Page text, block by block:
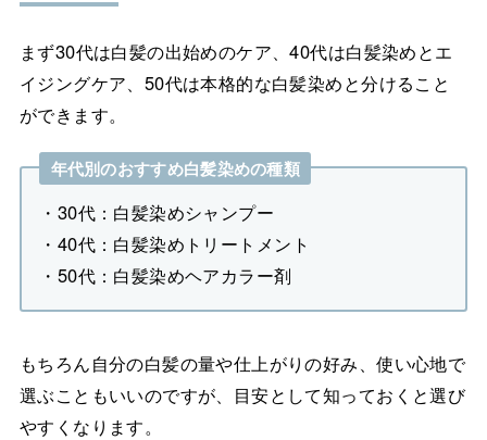
まず30代は白髪の出始めのケア、40代は白髪染めとエ
イジングケア、50代は本格的な白髪染めと分けること
ができます。
年代別のおすすめ白髪染めの種類
・30代：白髪染めシャンプー
・40代：白髪染めトリートメント
・50代：白髪染めヘアカラー剤
もちろん自分の白髪の量や仕上がりの好み、使い心地で
選ぶこともいいのですが、目安として知っておくと選び
やすくなります。